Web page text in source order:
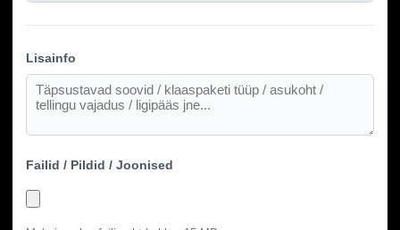
Lisainfo
Failid / Pildid / Joonised